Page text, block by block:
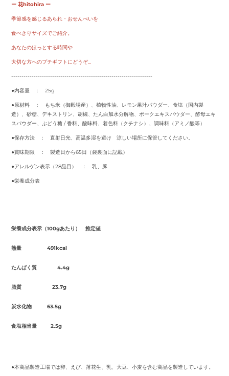
ー 花hitohira ー
季節感を感じるあられ・おせんべいを
食べきりサイズでご紹介。
あなたのほっとする時間や
大切な方へのプチギフトにどうぞ...
---------------------------------------------------------------------
●内容量 ： 25g
●原材料 ： もち米（御殿場産）、植物性油、レモン果汁パウダー、食塩（国内製
造）、砂糖、デキストリン、胡椒、たん白加水分解物、ポークエキスパウダー、酵母エキ
スパウダー、ぶどう糖 / 香料、酸味料、着色料（クチナシ）、調味料（アミノ酸等）
●保存方法 ： 直射日光、高温多湿を避け 涼しい場所に保管してください。
●賞味期限 ： 製造日から65日（袋裏面に記載）
●アレルゲン表示（28品目） ： 乳、豚
●栄養成分表
栄養成分表示（100gあたり） 推定値
熱量 491kcal
たんぱく質 4.4g
脂質 23.7g
炭水化物 63.5g
食塩相当量 2.5g
●本商品製造工場では卵、えび、落花生、乳、大豆、小麦を含む商品を製造しています。